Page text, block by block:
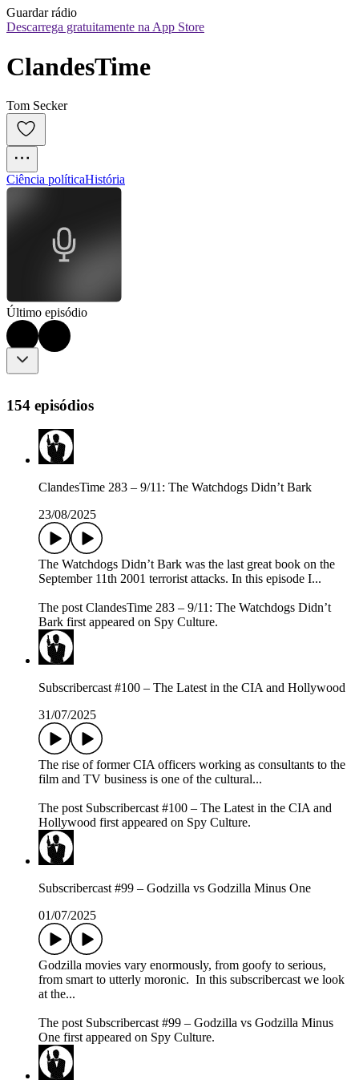
Guardar rádio
Descarrega gratuitamente na App Store
ClandesTime
Tom Secker
Ciência políticaHistória
Último episódio
154 episódios
ClandesTime 283 – 9/11: The Watchdogs Didn’t Bark
23/08/2025
The Watchdogs Didn’t Bark was the last great book on the
September 11th 2001 terrorist attacks. In this episode I...
The post ClandesTime 283 – 9/11: The Watchdogs Didn’t
Bark first appeared on Spy Culture.
Subscribercast #100 – The Latest in the CIA and Hollywood
31/07/2025
The rise of former CIA officers working as consultants to the
film and TV business is one of the cultural...
The post Subscribercast #100 – The Latest in the CIA and
Hollywood first appeared on Spy Culture.
Subscribercast #99 – Godzilla vs Godzilla Minus One
01/07/2025
Godzilla movies vary enormously, from goofy to serious,
from smart to utterly moronic. In this subscribercast we look
at the...
The post Subscribercast #99 – Godzilla vs Godzilla Minus
One first appeared on Spy Culture.